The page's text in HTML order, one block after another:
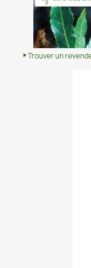
Trouver un